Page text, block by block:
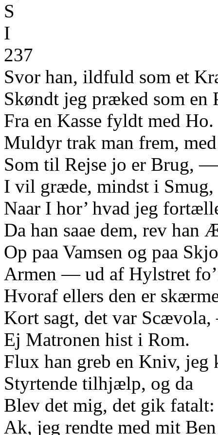
S
I
237
Svor han, ildfuld som et
Skøndt jeg præked som en
Fra en Kasse fyldt med Ho.
Muldyr trak man frem,
Som til Rejse jo er Brug, —
I vil græde, mindst i Smug,
Naar I hor’ hvad jeg
Da han saae dem, rev han
Op paa Vamsen og paa
Armen — ud af Hylstret
Hvoraf ellers den er
Kort sagt, det var
Ej Matronen hist i Rom.
Flux han greb en Kniv, jeg
Styrtende tilhjælp, og da
Blev det mig, det gik fatalt:
Ak, jeg rendte med mit Ben